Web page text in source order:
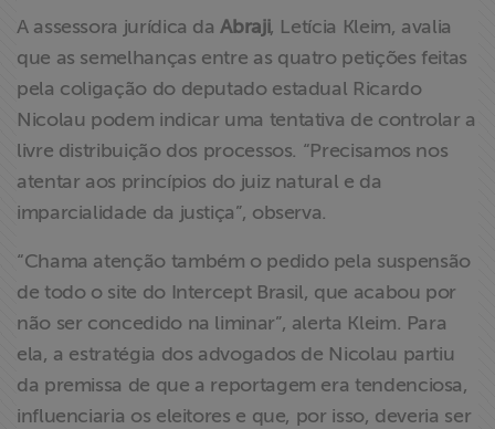
A assessora jurídica daAbraji, Letícia Kleim, avalia
que as semelhanças entre as quatro petições feitas
pela coligação do deputado estadual Ricardo
Nicolau podem indicar uma tentativa de controlar a
livre distribuição dos processos. “Precisamos nos
atentar aos princípios do juiz natural e da
imparcialidade da justiça”, observa.
“Chama atenção também o pedido pela suspensão
de todo o site do Intercept Brasil, que acabou por
não ser concedido na liminar”, alerta Kleim. Para
ela, a estratégia dos advogados de Nicolau partiu
da premissa de que a reportagem era tendenciosa,
influenciaria os eleitores e que, por isso, deveria ser